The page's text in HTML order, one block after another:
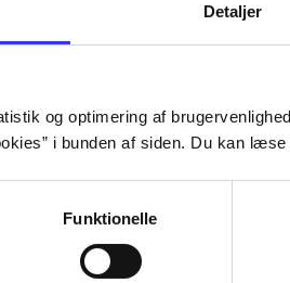
Detaljer
og optimering af
i bunden af siden. Du kan
Funktionelle